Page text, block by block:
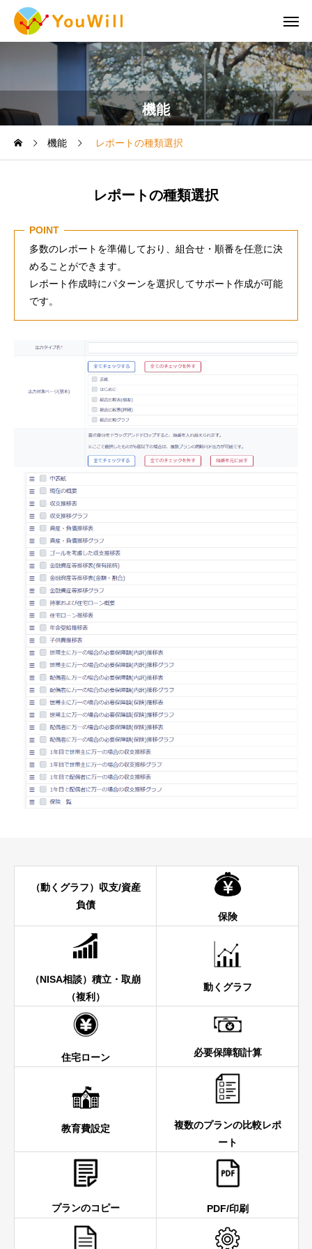
機能
機能 レポートの種類選択
レポートの種類選択
POINT
多数のレポートを準備しており、組合せ・順番を任意に決
めることができます。
レポート作成時にパターンを選択してサポート作成が可能
です。
（動くグラフ）収支/資産
負債
保険
（NISA相談）積立・取崩
（複利）
動くグラフ
住宅ローン 必要保障額計算
教育費設定
複数のプランの比較レポ
ート
プランのコピー PDF/印刷